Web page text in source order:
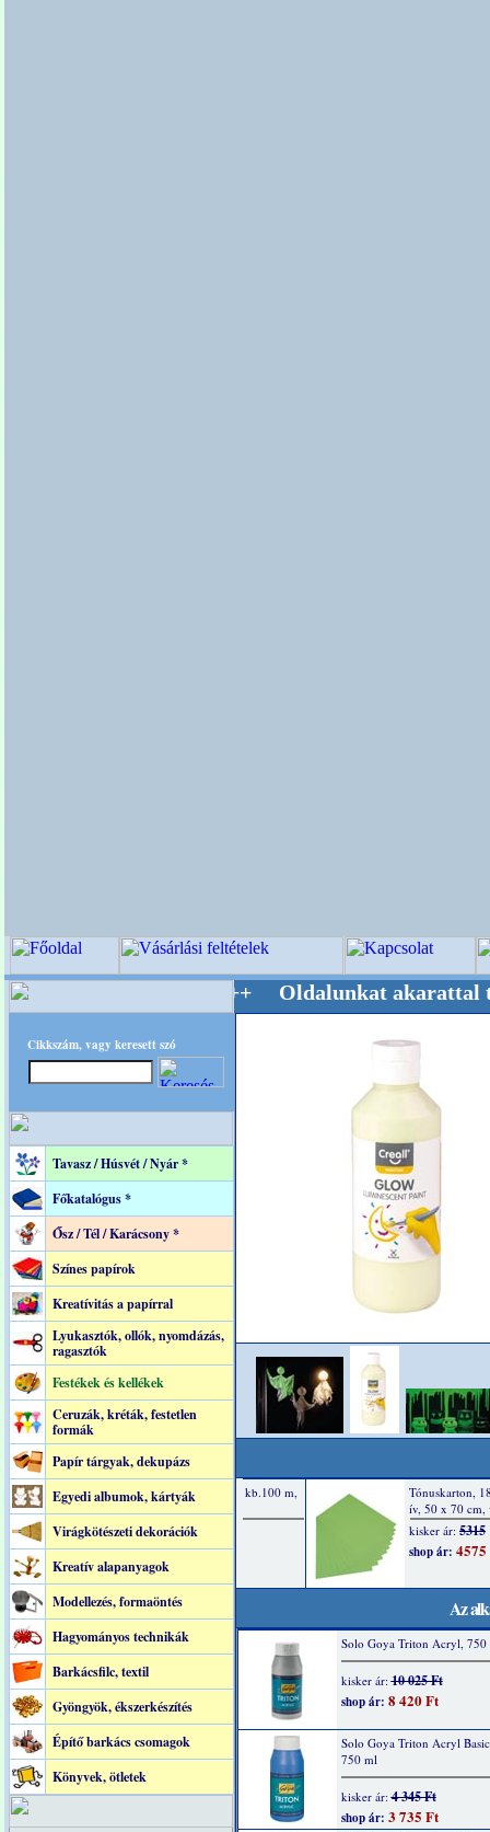
Cikkszám, vagy keresett szó
Tavasz / Húsvét / Nyár *
Főkatalógus *
Ősz / Tél / Karácsony *
Színes papírok
Kreatívitás a papírral
Lyukasztók, ollók, nyomdázás,
ragasztók
Festékek és kellékek
Ceruzák, kréták, festetlen
formák
Papír tárgyak, dekupázs
Egyedi albumok, kártyák
Virágkötészeti dekorációk
Kreatív alapanyagok
Modellezés, formaöntés
Hagyományos technikák
Barkácsfilc, textil
Gyöngyök, ékszerkészítés
Építő barkács csomagok
Könyvek, ötletek
+++++++ Oldalunkat akarattal tartjuk
Az
Solo Goya Triton Acryl, 750
kisker ár:10 025 Ft
shop ár: 8 420 Ft
Solo Goya Triton Acryl
750 ml
kisker ár:4 345 Ft
shop ár: 3 735 Ft